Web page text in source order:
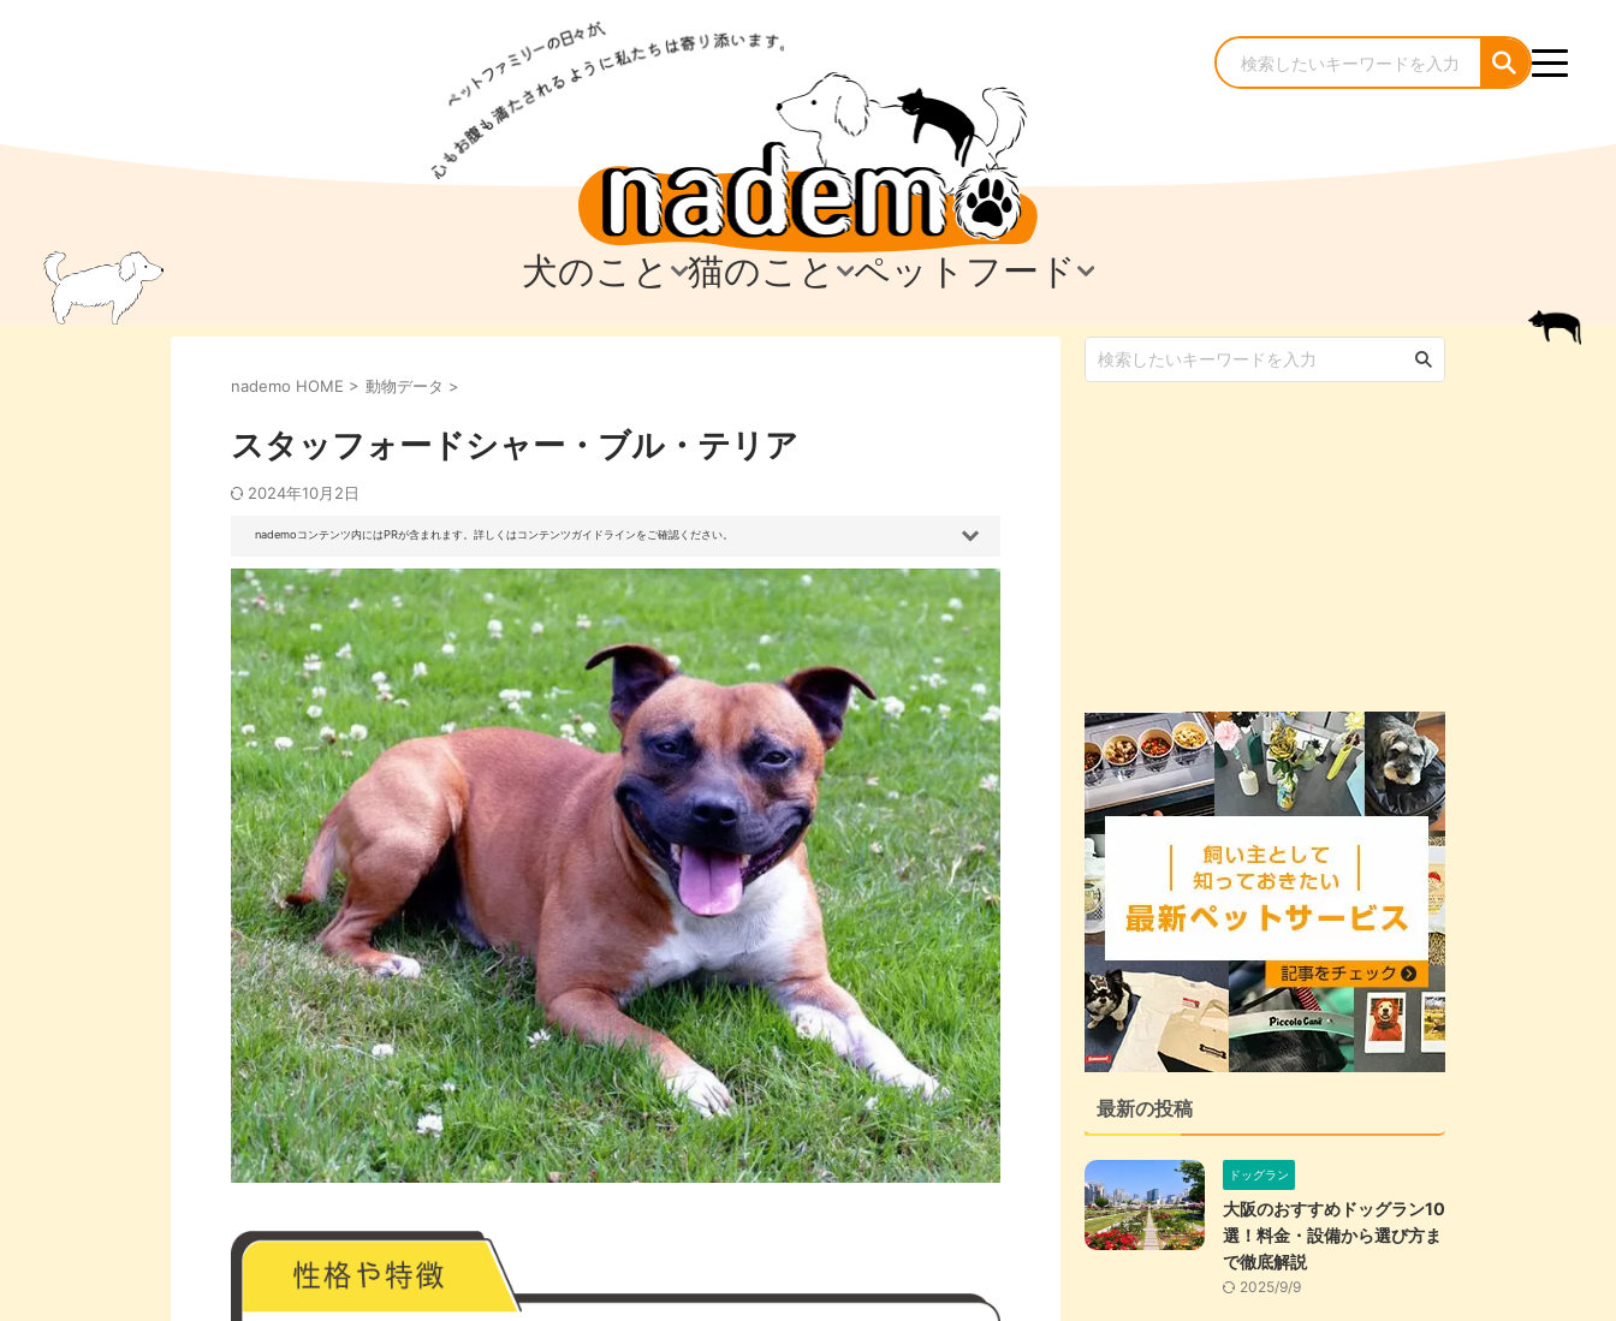
犬のこと
犬のこと
犬のケア・お手入れ
犬のしつけ
犬のアイテム
猫のこと
猫のこと
猫のケア・お手入れ
猫のしつけ
猫のアイテム
ペットフード
ペットフード
nademo HOME > 動物データ >
スタッフォードシャー・ブル・テリア
2024年10月2日
nademoコンテンツ内にはPRが含まれます。詳しくはコンテンツガイドラインをご確認ください。
最新の投稿
ドッグラン
大阪のおすすめドッグラン10
選！料金・設備から選び方ま
で徹底解説
2025/9/9